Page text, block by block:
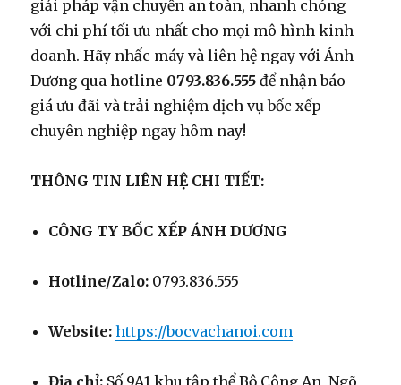
giải pháp vận chuyển an toàn, nhanh chóng
với chi phí tối ưu nhất cho mọi mô hình kinh
doanh. Hãy nhấc máy và liên hệ ngay với Ánh
Dương qua hotline 0793.836.555 để nhận báo
giá ưu đãi và trải nghiệm dịch vụ bốc xếp
chuyên nghiệp ngay hôm nay!
THÔNG TIN LIÊN HỆ CHI TIẾT:
CÔNG TY BỐC XẾP ÁNH DƯƠNG
Hotline/Zalo: 0793.836.555
Website: https://bocvachanoi.com